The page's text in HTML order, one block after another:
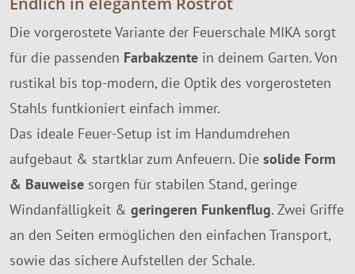
Die vorgerostete Variante der Feuerschale MIKA sorgt
für die passenden Farbakzente in deinem Garten. Von
rustikal bis top-modern, die Optik des vorgerosteten
Stahls funtkioniert einfach immer.
Das ideale Feuer-Setup ist im Handumdrehen
aufgebaut & startklar zum Anfeuern. Die solide Form
& Bauweise sorgen für stabilen Stand, geringe
Windanfälligkeit & geringeren Funkenflug. Zwei Griffe
an den Seiten ermöglichen den einfachen Transport,
sowie das sichere Aufstellen der Schale.